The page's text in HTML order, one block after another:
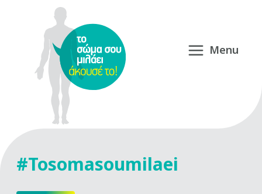
#Tosomasoumilaei